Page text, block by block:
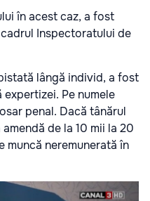
în acest caz, a fost
Inspectoratului de
lângă individ, a fost
Pe numele
penal. Dacă tânărul
de la 10 mii la 20
muncă neremunerată în